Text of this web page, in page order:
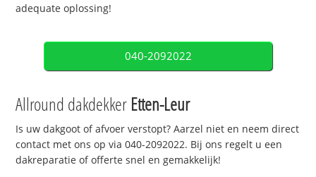
adequate oplossing!
040-2092022
Allround dakdekker Etten-Leur
Is uw dakgoot of afvoer verstopt? Aarzel niet en neem direct
contact met ons op via 040-2092022. Bij ons regelt u een
dakreparatie of offerte snel en gemakkelijk!